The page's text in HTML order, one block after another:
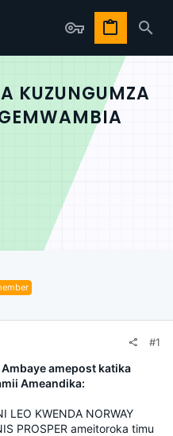
KUZUNGUMZA
#1
Ambaye amepost katika
Ameandika:
LEO KWENDA NORWAY
PROSPER ameitoroka timu